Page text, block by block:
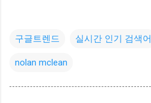
구글트렌드 실시간 인기 검색어
nolan mclean